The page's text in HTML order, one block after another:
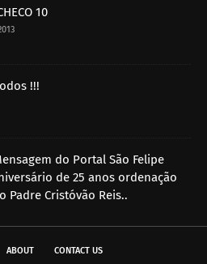
10
!!!
do Portal São Felipe
de 25 anos ordenação
Padre Cristóvão Reis..
ABOUT CONTACT US